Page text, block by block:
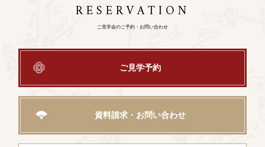
RESERVATION
ご見学会のご予約・お問い合わせ
ご見学予約
資料請求・お問い合わせ